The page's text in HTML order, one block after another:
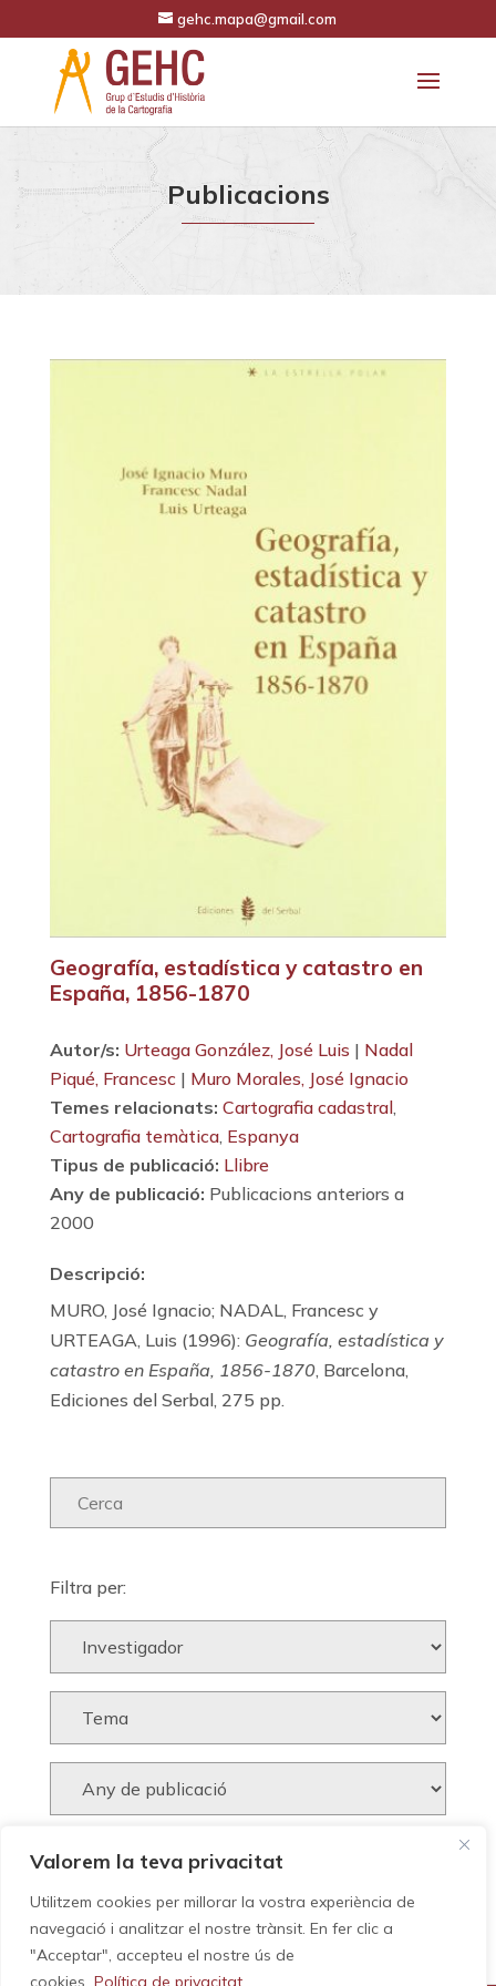
Valorem la teva privacitat
Utilitzem cookies per millorar la vostra experiència de
navegació i analitzar el nostre trànsit. En fer clic a
"Acceptar", accepteu el nostre ús de
cookies. Política de privacitat
gehc.mapa@gmail.com
Publicacions
Geografía, estadística y catastro en
España, 1856-1870
Autor/s: Urteaga González, José Luis | Nadal
Piqué, Francesc | Muro Morales, José Ignacio
Temes relacionats: Cartografia cadastral,
Cartografia temàtica, Espanya
Tipus de publicació: Llibre
Any de publicació: Publicacions anteriors a
2000
Descripció:
MURO, José Ignacio; NADAL, Francesc y
URTEAGA, Luis (1996): Geografía, estadística y
catastro en España, 1856-1870, Barcelona,
Ediciones del Serbal, 275 pp.
Filtra per: